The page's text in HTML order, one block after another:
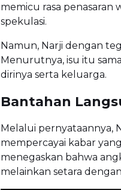
memicu rasa
spekulasi.
Namun, Narji dengan
Menurutnya, isu itu
dirinya serta keluarga.
Bantahan
Melalui pernyataannya,
mempercayai kabar
menegaskan bahwa
melainkan setara